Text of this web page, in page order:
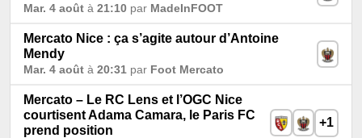
Mar. 4 août à 21:10 par MadeInFOOT
Mercato Nice : ça s’agite autour d’Antoine
Mendy
Mar. 4 août à 20:31 par Foot Mercato
Mercato – Le RC Lens et l’OGC Nice
courtisent Adama Camara, le Paris FC
prend position
+1